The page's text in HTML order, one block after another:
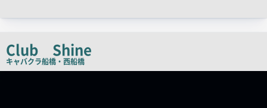
チ
ピ
ー
Club Shine
キャバクラ船橋・西船橋
店